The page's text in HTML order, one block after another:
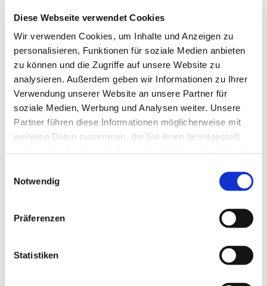
Diese Webseite verwendet Cookies
Wir verwenden Cookies, um Inhalte und Anzeigen zu
personalisieren, Funktionen für soziale Medien anbieten
zu können und die Zugriffe auf unsere Website zu
analysieren. Außerdem geben wir Informationen zu Ihrer
Verwendung unserer Website an unsere Partner für
soziale Medien, Werbung und Analysen weiter. Unsere
Partner führen diese Informationen möglicherweise mit
weiteren Daten zusammen, die Sie ihnen bereitgestellt
Notwendig
Präferenzen
Statistiken
Dies könnte Sie auch